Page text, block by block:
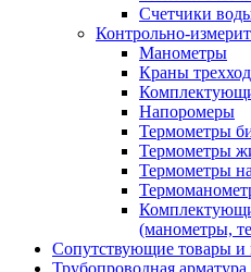
Счетчики
Контрольно-
Манометры
Краны
Напоромеры
Термометры
Термометры
Термометры
(манометры,
Сопутствующие товары и
Трубопроводная арматура